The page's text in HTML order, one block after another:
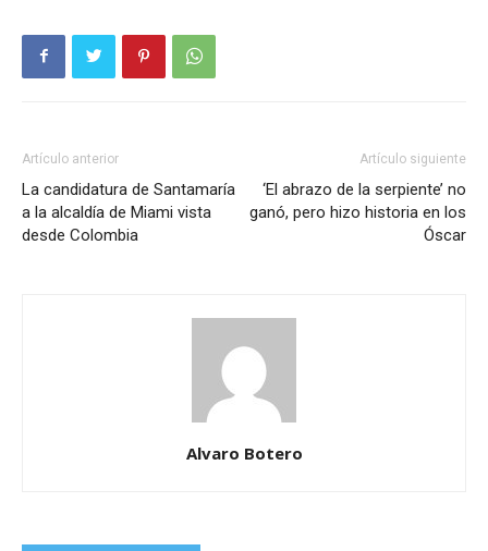
Artículo anterior
La candidatura de Santamaría
a la alcaldía de Miami vista
desde Colombia
Artículo siguiente
‘El abrazo de la serpiente’ no
ganó, pero hizo historia en los
Óscar
Alvaro Botero